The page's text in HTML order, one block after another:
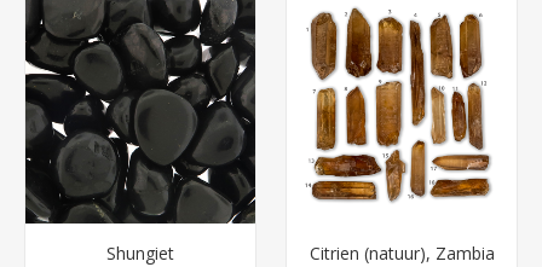
Shungiet Citrien (natuur), Zambia